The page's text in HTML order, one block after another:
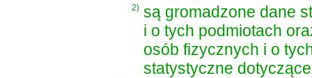
2) są gromadzone dane
i o tych podmiotach
osób fizycznych i o
statystyczne